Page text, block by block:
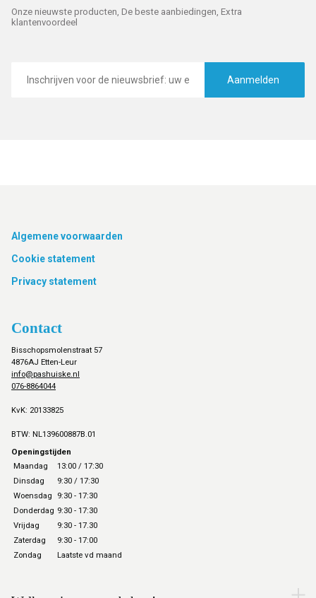
Onze nieuwste producten, De beste aanbiedingen, Extra
klantenvoordeel
mailadres
Aanmelden
Footer
Algemene voorwaarden
Cookie statement
Privacy statement
Contact
Bisschopsmolenstraat 57
4876AJ Etten-Leur
info@pashuiske.nl
076-8864044
KvK: 20133825
BTW: NL139600887B.01
Openingstijden
Maandag
13:00 / 17:30
Dinsdag
9:30 / 17:30
Woensdag
9:30 - 17:30
Donderdag 9:30 - 17:30
Vrijdag
9:30 - 17.30
Zaterdag
9:30 - 17:00
Zondag
Laatste vd maand